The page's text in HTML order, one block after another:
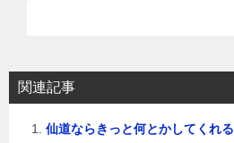
ョ
ン
関連記事
仙道ならきっと何とかしてくれる